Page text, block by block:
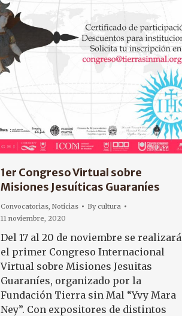
1er Congreso Virtual sobre
Misiones Jesuíticas Guaraníes
Convocatorias, Noticias Bycultura
11 noviembre, 2020
Del 17 al 20 de noviembre se realizará
el primer Congreso Internacional
Virtual sobre Misiones Jesuitas
Guaraníes, organizado por la
Fundación Tierra sin Mal “Yvy Mara
Ney”. Con expositores de distintos